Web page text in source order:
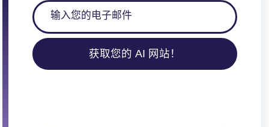
获取您的 AI 网站！